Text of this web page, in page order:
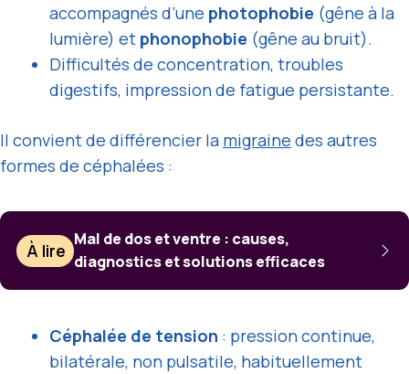
accompagnés d’une photophobie (gêne à la
lumière) et phonophobie (gêne au bruit).
Difficultés de concentration, troubles
digestifs, impression de fatigue persistante.
Il convient de différencier la migraine des autres
formes de céphalées :
À lire
Mal de dos et ventre : causes,
diagnostics et solutions efficaces
Céphalée de tension : pression continue,
bilatérale, non pulsatile, habituellement